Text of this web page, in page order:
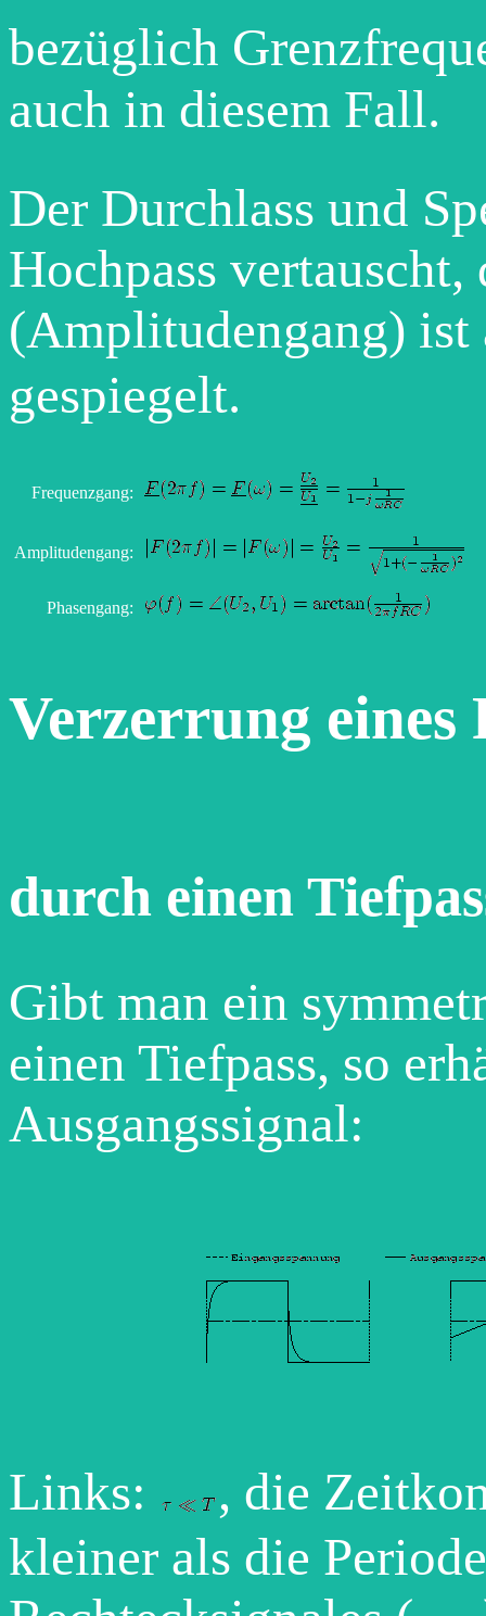
bezüglich
auch in diesem Fall.
Der Durchlass und
Hochpass vertauscht,
(Amplitudengang) ist
gespiegelt.
Frequenzgang:
Amplitudengang:
Phasengang:
Verzerrung eines
durch einen
Gibt man ein
einen Tiefpass, so
Ausgangssignal:
Links:
, die
kleiner als die